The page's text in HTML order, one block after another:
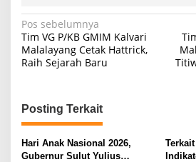
N
a
v
g
a
s
Pos sebelumnya
Tim VG P/KB GMIM Kalvari
Malalayang Cetak Hattrick,
Raih Sejarah Baru
Posting Terkait
Hari Anak Nasional 2026,
Gubernur Sulut Yulius